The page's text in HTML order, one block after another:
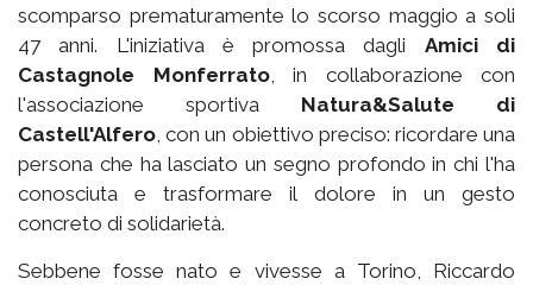
scomparso prematuramente lo scorso maggio a soli
47 anni. L'iniziativa è promossa dagli Amici di
Castagnole Monferrato, in collaborazione con
l'associazione sportiva Natura&Salute di
Castell'Alfero, con un obiettivo preciso: ricordare una
persona che ha lasciato un segno profondo in chi l'ha
conosciuta e trasformare il dolore in un gesto
concreto di solidarietà.
Sebbene fosse nato e vivesse a Torino, Riccardo